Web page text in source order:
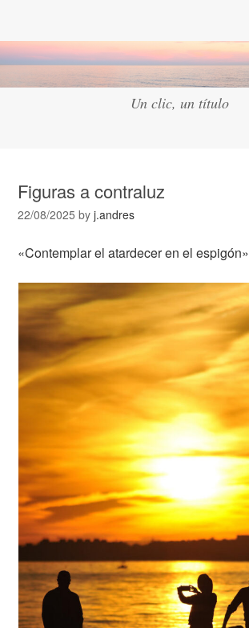
Un clic, un título
Figuras a contraluz
22/08/2025 byj.andres
«Contemplar el atardecer en el espigón»